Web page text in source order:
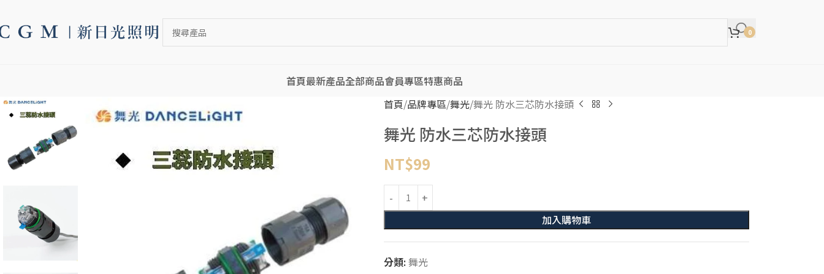
0
首頁最新產品全部商品會員專區特惠商品
首頁 品牌專區 舞光 舞光 防水三芯防水接頭
舞光 防水三芯防水接頭
NT$99
加入購物車
分類: 舞光